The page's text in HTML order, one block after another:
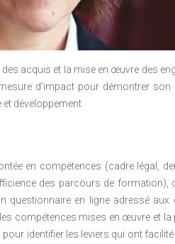
technologie et espace, les
acquis et la mise en œuvre des
d’impact pour démontrer
et développement
en compétences (cadre légal,
des parcours de
questionnaire en ligne adressé
compétences mises en œuvre et
identifier les leviers qui ont